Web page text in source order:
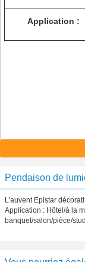
Application :
Pendaison de
L'auvent Epistar
Application : Hôtel/à la
banquet/salon/pièce/